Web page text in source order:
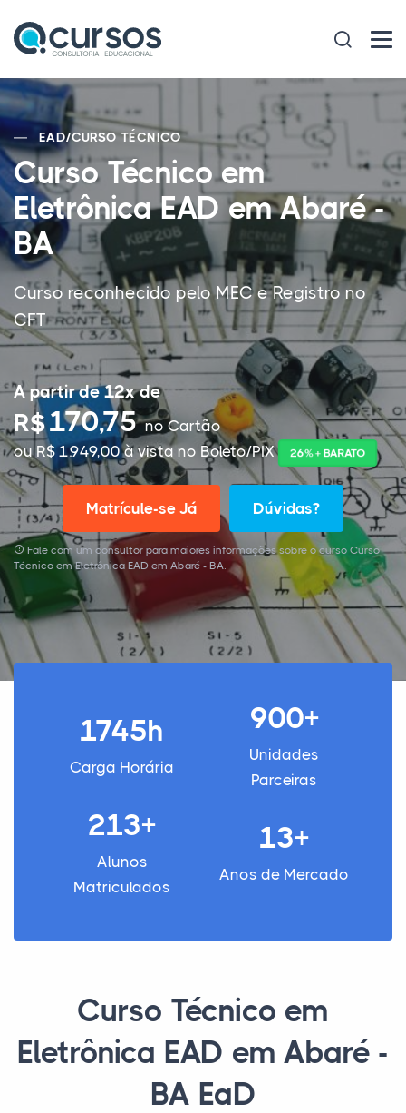
EAD/CURSO TÉCNICO
Curso Técnico em
Eletrônica EAD em Abaré -
BA
Curso reconhecido pelo MEC e Registro no
CFT
A partir de 12x de
R$170,75no Cartão
ou R$ 1.949,00 à vista no Boleto/PIX
26% + BARATO
Matrícule-se Já Dúvidas?
Fale com um consultor para maiores informações sobre o curso Curso
Técnico em Eletrônica EAD em Abaré - BA.
1745h
Carga Horária
900+
Unidades
Parceiras
213+
Alunos
Matriculados
13+
Anos de Mercado
Curso Técnico em
Eletrônica EAD em Abaré -
BA EaD